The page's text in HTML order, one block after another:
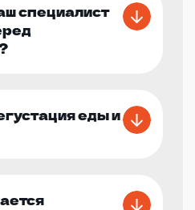
специалист
еды и